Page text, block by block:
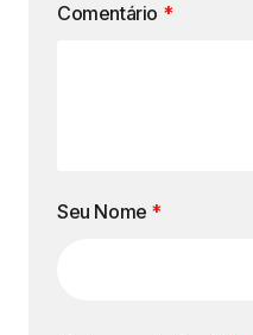
Comentário *
Seu Nome *